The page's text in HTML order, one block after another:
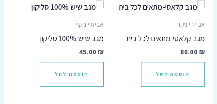
אביזרי ניקוי
מגב קלאסי-מתאים לכל בית
80.00₪
הוספה לסל
אביזרי ניקוי
מגב שיש 100% סליקון
45.00 ₪
הוספה לסל